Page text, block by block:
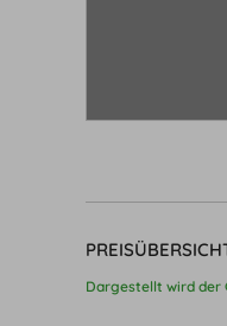
Dargestellt wird der